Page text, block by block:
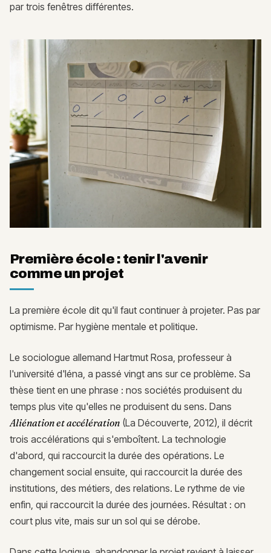
par trois fenêtres différentes.
Première école : tenir l'avenir
comme un projet
La première école dit qu'il faut continuer à projeter. Pas par
optimisme. Par hygiène mentale et politique.
Le sociologue allemand Hartmut Rosa, professeur à
l'université d'Iéna, a passé vingt ans sur ce problème. Sa
thèse tient en une phrase : nos sociétés produisent du
temps plus vite qu'elles ne produisent du sens. Dans
Aliénation et accélération (La Découverte, 2012), il décrit
trois accélérations qui s'emboîtent. La technologie
d'abord, qui raccourcit la durée des opérations. Le
changement social ensuite, qui raccourcit la durée des
institutions, des métiers, des relations. Le rythme de vie
enfin, qui raccourcit la durée des journées. Résultat : on
court plus vite, mais sur un sol qui se dérobe.